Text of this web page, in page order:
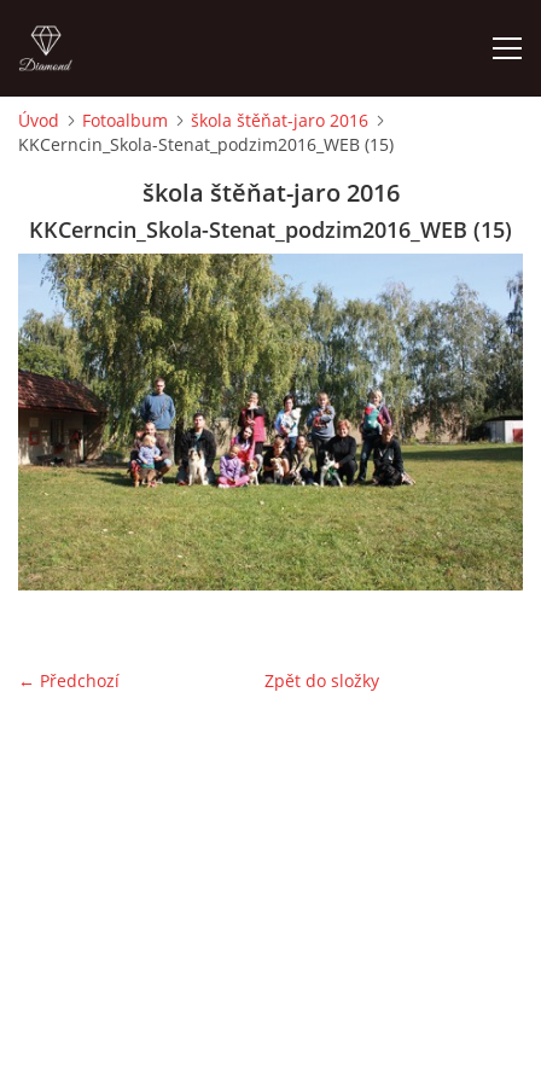
ÚVOD
VÝCVIKOVÝ ROZVRH
CO S SEBOU?
NÁVŠTĚVNÍ ŘÁD
KONTAKTY
CENÍK
ŠKOLA ŠTĚŇAT
Úvod Fotoalbum
škola štěňat-jaro 2016
KKCerncin_Skola-Stenat_podzim2016_WEB (15)
škola štěňat-jaro 2016
KKCerncin_Skola-Stenat_podzim2016_WEB (15)
← Předchozí Zpět do složky